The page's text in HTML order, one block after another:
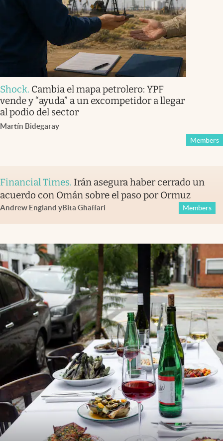
Shock. Cambia el mapa petrolero: YPF
vende y “ayuda” a un excompetidor a llegar
al podio del sector
Martín Bidegaray
Members
Financial Times. Irán asegura haber cerrado un
acuerdo con Omán sobre el paso por Ormuz
Andrew England yBita Ghaffari Members